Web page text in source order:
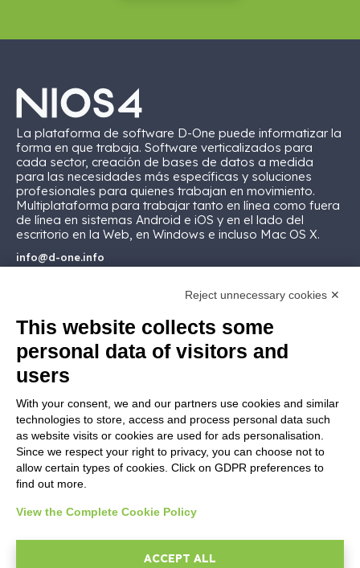
La plataforma de software D-One puede informatizar la
forma en que trabaja. Software verticalizados para
cada sector, creación de bases de datos a medida
para las necesidades más específicas y soluciones
profesionales para quienes trabajan en movimiento.
Multiplataforma para trabajar tanto en línea como fuera
de línea en sistemas Android e iOS y en el lado del
escritorio en la Web, en Windows e incluso Mac OS X.
info@d-one.info
MARKETPLACE
Componentes ReportOne
Componentes PocketSell
Componentes D-TEC
Componentes Invoice4Cloud
Componente Adicional Ticketing
CREA TU SOFTWARE
Reject unnecessary cookies ✕
This website collects some
personal data of visitors and
users
With your consent, we and our partners use cookies and similar
technologies to store, access and process personal data such
as website visits or cookies are used for ads personalisation.
Since we respect your right to privacy, you can choose not to
allow certain types of cookies. Click on GDPR preferences to
find out more.
View the Complete Cookie Policy
ACCEPT ALL